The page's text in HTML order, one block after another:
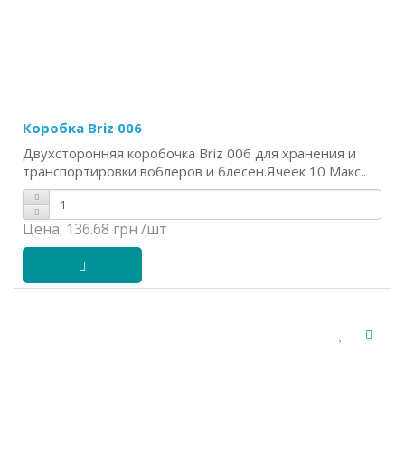
Коробка Briz 006
Двухсторонняя коробочка Briz 006 для хранения и
транспортировки воблеров и блесен.Ячеек 10 Макс..
Цена: 136.68 грн /шт